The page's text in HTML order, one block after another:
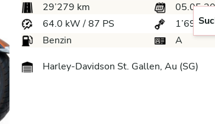
29’279 km
64.0 kW / 87 PS
1’690
Benzin
A
Harley-Davidson St. Gallen, Au (SG)